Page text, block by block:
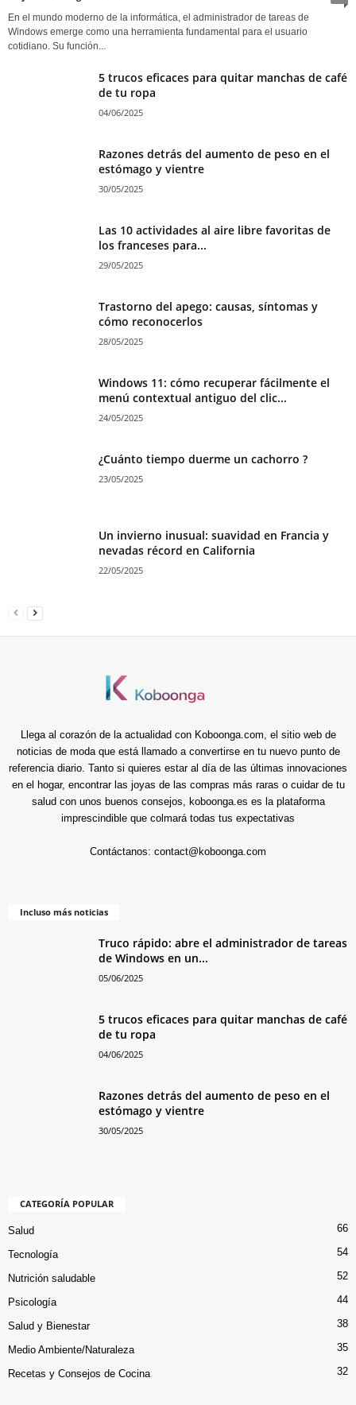
En el mundo moderno de la informática, el administrador de tareas de
Windows emerge como una herramienta fundamental para el usuario
cotidiano. Su función...
5 trucos eficaces para quitar manchas de café
de tu ropa
04/06/2025
Razones detrás del aumento de peso en el
estómago y vientre
30/05/2025
Las 10 actividades al aire libre favoritas de
los franceses para...
29/05/2025
Trastorno del apego: causas, síntomas y
cómo reconocerlos
28/05/2025
Windows 11: cómo recuperar fácilmente el
menú contextual antiguo del clic...
24/05/2025
¿Cuánto tiempo duerme un cachorro ?
23/05/2025
Un invierno inusual: suavidad en Francia y
nevadas récord en California
22/05/2025
Llega al corazón de la actualidad con Koboonga.com, el sitio web de
noticias de moda que está llamado a convertirse en tu nuevo punto de
referencia diario. Tanto si quieres estar al día de las últimas innovaciones
en el hogar, encontrar las joyas de las compras más raras o cuidar de tu
salud con unos buenos consejos, koboonga.es es la plataforma
imprescindible que colmará todas tus expectativas
Contáctanos: contact@koboonga.com
Incluso más noticias
Truco rápido: abre el administrador de tareas
de Windows en un...
05/06/2025
5 trucos eficaces para quitar manchas de café
de tu ropa
04/06/2025
Razones detrás del aumento de peso en el
estómago y vientre
30/05/2025
CATEGORÍA POPULAR
Salud 66
Tecnología 54
Nutrición saludable 52
Psicología 44
Salud y Bienestar 38
Medio Ambiente/Naturaleza 35
Recetas y Consejos de Cocina 32